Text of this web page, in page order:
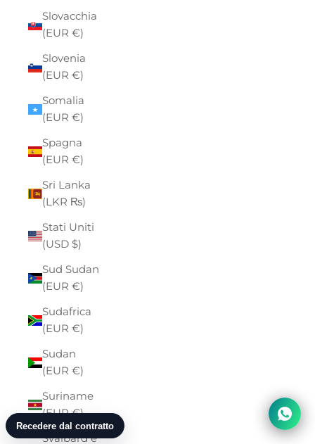
Slovacchia
(EUR €)
Slovenia
(EUR €)
Somalia
(EUR €)
Spagna
(EUR €)
Sri Lanka
(LKR ₨)
Stati Uniti
(USD $)
Sud Sudan
(EUR €)
Sudafrica
(EUR €)
Sudan
(EUR €)
Suriname
(EUR €)
Svalbard e